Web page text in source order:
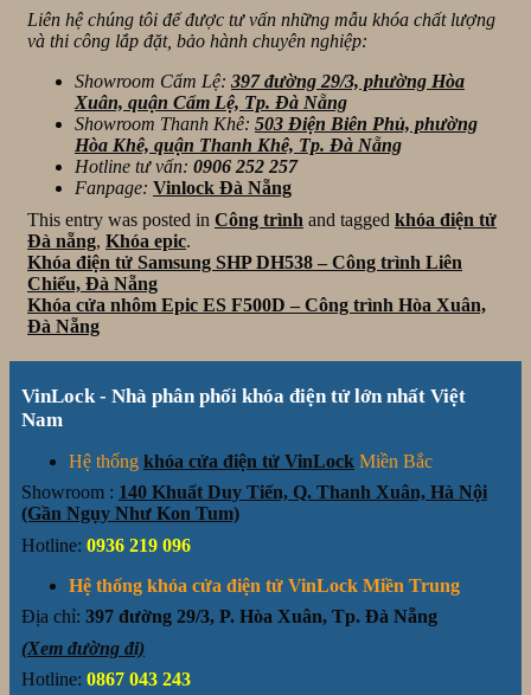
Liên hệ chúng tôi để được tư vấn những mẫu khóa chất lượng
và thi công lắp đặt, bảo hành chuyên nghiệp:
Showroom Cẩm Lệ: 397 đường 29/3, phường Hòa
Xuân, quận Cẩm Lệ, Tp. Đà Nẵng
Showroom Thanh Khê: 503 Điện Biên Phủ, phường
Hòa Khê, quận Thanh Khê, Tp. Đà Nẵng
Hotline tư vấn: 0906 252 257
Fanpage: Vinlock Đà Nẵng
This entry was posted in Công trình and tagged khóa điện tử
Đà nẵng, Khóa epic.
Khóa điện tử Samsung SHP DH538 – Công trình Liên
Chiểu, Đà Nẵng
Khóa cửa nhôm Epic ES F500D – Công trình Hòa Xuân,
Đà Nẵng
VinLock - Nhà phân phối khóa điện tử lớn nhất Việt
Nam
Hệ thống khóa cửa điện tử VinLock Miền Bắc
Showroom : 140 Khuất Duy Tiến, Q. Thanh Xuân, Hà Nội
(Gần Ngụy Như Kon Tum)
Hotline: 0936 219 096
Hệ thống khóa cửa điện tử VinLock Miền Trung
Địa chỉ: 397 đường 29/3, P. Hòa Xuân, Tp. Đà Nẵng
(Xem đường đi)
Hotline: 0867 043 243